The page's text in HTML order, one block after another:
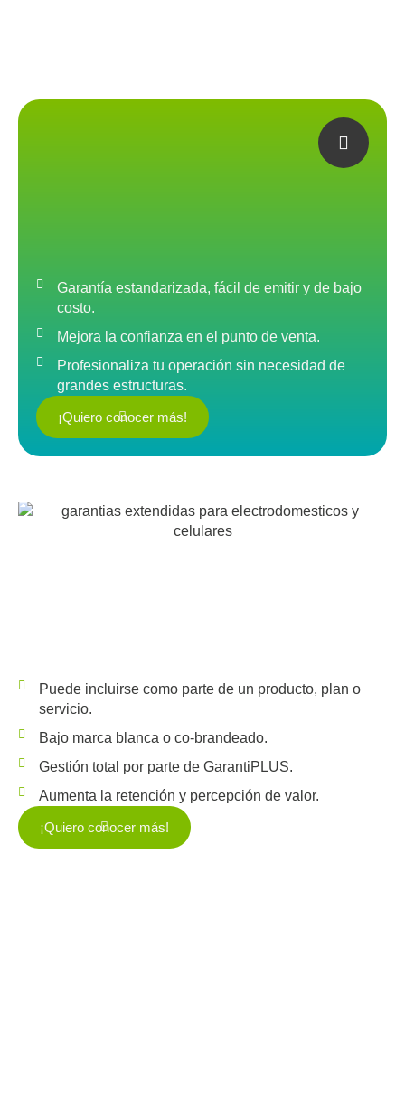
Garantía estandarizada, fácil de emitir y de bajo
costo.
Mejora la confianza en el punto de venta.
Profesionaliza tu operación sin necesidad de
grandes estructuras.
¡Quiero conocer más!
Puede incluirse como parte de un producto, plan o
servicio.
Bajo marca blanca o co-brandeado.
Gestión total por parte de GarantiPLUS.
Aumenta la retención y percepción de valor.
¡Quiero conocer más!